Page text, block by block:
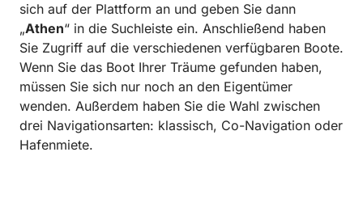
sich auf der Plattform an und geben Sie dann
„Athen“ in die Suchleiste ein. Anschließend haben
Sie Zugriff auf die verschiedenen verfügbaren Boote.
Wenn Sie das Boot Ihrer Träume gefunden haben,
müssen Sie sich nur noch an den Eigentümer
wenden. Außerdem haben Sie die Wahl zwischen
drei Navigationsarten: klassisch, Co-Navigation oder
Hafenmiete.